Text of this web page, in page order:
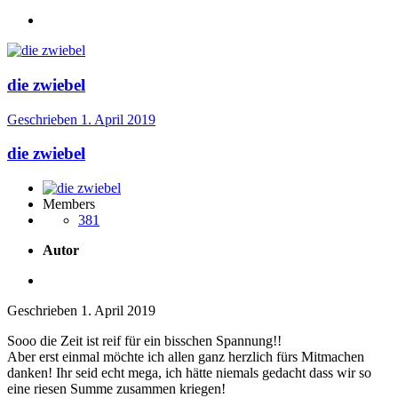
die zwiebel
Geschrieben 1. April 2019
die zwiebel
Members
381
Autor
Geschrieben 1. April 2019
Sooo die Zeit ist reif für ein bisschen Spannung!!
Aber erst einmal möchte ich allen ganz herzlich fürs Mitmachen
danken! Ihr seid echt mega, ich hätte niemals gedacht dass wir so
eine riesen Summe zusammen kriegen!